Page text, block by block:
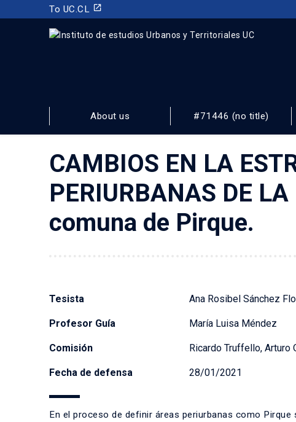
To UC.CL launch
Y TERRITORIALES
FACULTAD DE ARQUITECTURA, DISEÑO Y ESTUDIOS URBANOS
About us #71446 (no title)
CAMBIOS EN LA
PERIURBANAS DE
comuna de Pirque.
Tesista Ana Rosibel Sánchez
Profesor Guía María Luisa Méndez
Comisión Ricardo Truffello, Arturo
Fecha de defensa 28/01/2021
En el proceso de definir áreas periurbanas como